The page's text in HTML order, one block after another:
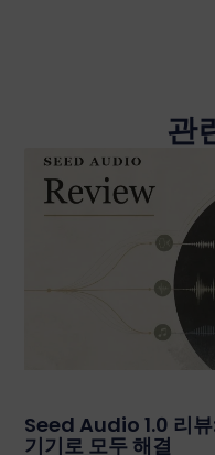
관
Seed Audio 1.0 리뷰
기기로 모두 해결